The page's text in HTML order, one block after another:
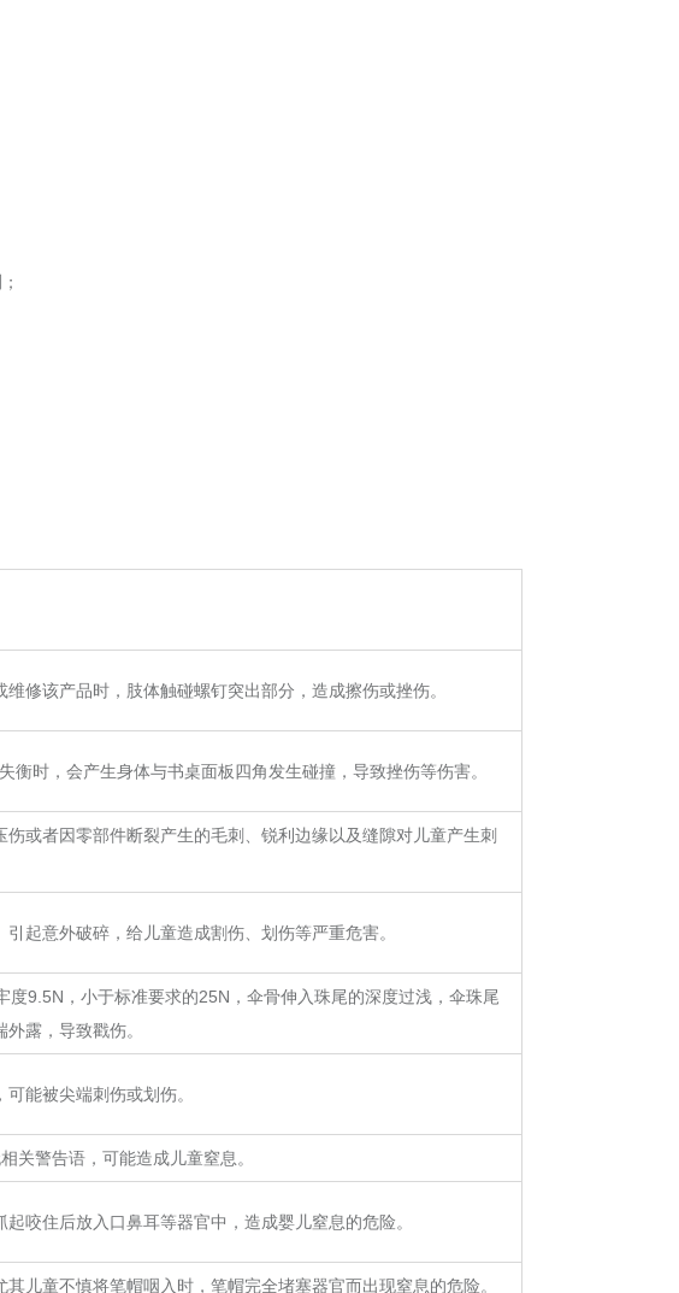
修该产品时，肢体触碰螺钉突出部分，造成擦伤或挫伤。
时，会产生身体与书桌面板四角发生碰撞，导致挫伤等伤害。
或者因零部件断裂产生的毛刺、锐利边缘以及缝隙对儿童产生刺
起意外破碎，给儿童造成割伤、划伤等严重危害。
9.5N，小于标准要求的25N，伞骨伸入珠尾的深度过浅，伞珠尾
露，导致戳伤。
能被尖端刺伤或划伤。
关警告语，可能造成儿童窒息。
咬住后放入口鼻耳等器官中，造成婴儿窒息的危险。
儿童不慎将笔帽咽入时，笔帽完全堵塞器官而出现窒息的危险。